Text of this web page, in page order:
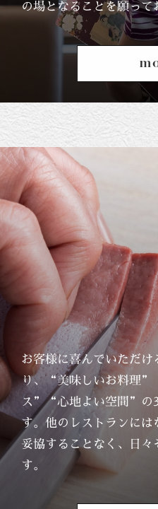
の場となることを願って
お客様に喜んでいただけ
り、“美味しいお料理
ス”“心地よい空間”の3
す。他のレストランに
妥協することなく、日々
す。